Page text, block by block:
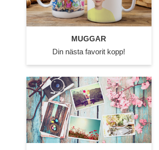
MUGGAR
Din nästa favorit kopp!